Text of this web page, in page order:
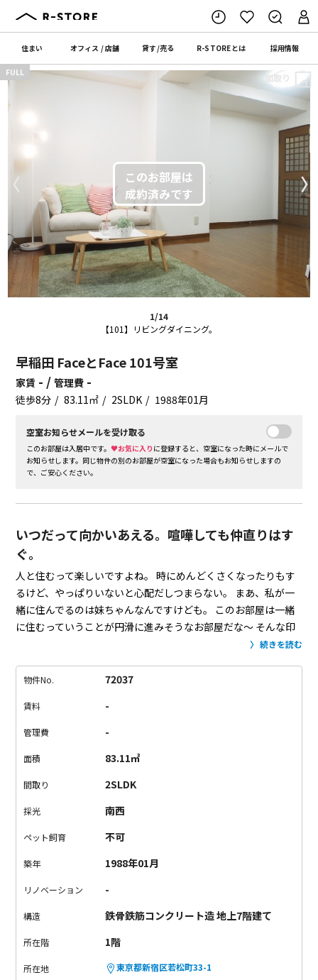
住まい オフィス /店舗 貸す/売る R-STOREとは 採用情報
1/14
【101】リビングダイニング。
〈 〉
FULL 間取り
早稲田 FaceとFace 101号室
家賃 - /管理費 -
徒歩8分 83.11㎡ 2SLDK 1988年01月
空室お知らせメールを受け取る
このお部屋は入居中です。♥お気に入り に登録すると、空室になった時にメールで
お知らせします。同じ物件の別のお部屋が空室になった場合もお知らせしますの
で、ご安心ください。
いつだって向かいあえる。喧嘩しても仲直りはす
ぐ。
人と住むって楽しいですよね。 時にめんどくさくなったりもす
るけど、やっぱりいないと心配だしつまらない。
まあ、私が一
緒に住んでるのは妹ちゃんなんですけども。
このお部屋は一緒
に住むっていうことが円滑に進みそうなお部屋だな～ そんな印
お料理してる時とか、片付けの時とかって人と話しな
が、その手助けをしてくれます。
ター？それともソファ？
達が泊まりにきても、家族で住んでもちょうどいい。
ろぐ予行演習をしに来てみてはいかが？
・家具は見本です。ついてきません。
ではありません。
続きを読む
物件No. 72037
賃料 -
管理費 -
面積 83.11㎡
間取り 2SLDK
採光 南西
ペット飼育 不可
築年 1988年01月
リノベーション -
構造 鉄骨鉄筋コンクリート造 地上7階建て
所在階 1階
所在地 東京都新宿区若松町33-1